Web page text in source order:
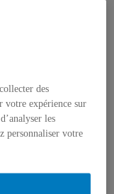
des
votre expérience sur
les
personnaliser votre